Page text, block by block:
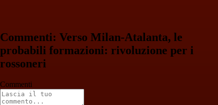
Commenti: Verso Milan-Atalanta, le
probabili formazioni: rivoluzione per i
rossoneri
Commenti